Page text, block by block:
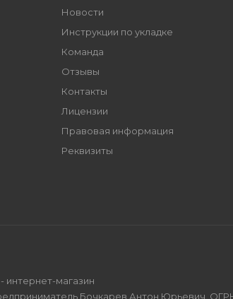
Новости
Инструкции по укладке
Команда
Отзывы
Контакты
Лицензии
Правовая информация
Реквизиты
интернет-магазин
Бочкарев Антон Юрьевич,